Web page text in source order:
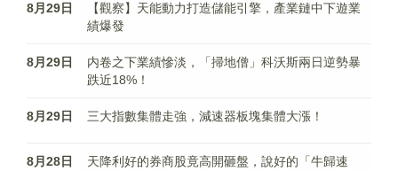
8月29日
【觀察】天能動力打造儲能引擎，產業鏈中下遊業
績爆發
8月29日
内卷之下業績慘淡，「掃地僧」科沃斯兩日逆勢暴
跌近18%！
8月29日 三大指數集體走強，減速器板塊集體大漲！
8月28日
天降利好的券商股竟高開砸盤，說好的「牛歸速